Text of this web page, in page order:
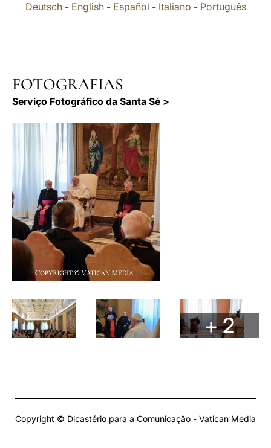
Deutsch- English- Español - Italiano - Português
FOTOGRAFIAS
Serviço Fotográfico da Santa Sé >
+ 2
Copyright © Dicastério para a Comunicação - Vatican Media